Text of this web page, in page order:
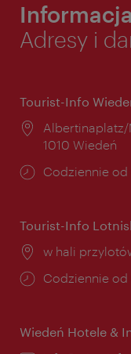
Adresy i
Tourist-Info
Miejsce:
1010 Wiedeń
Godziny
Codziennie
Tourist-Info
Miejsce:
w hali
Godziny
Codziennie
Wiedeń Hotele &